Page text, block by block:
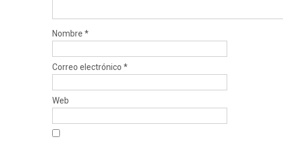
Nombre *
Correo electrónico *
Web